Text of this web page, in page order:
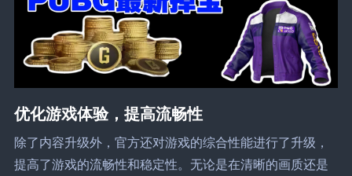
优化游戏体验，提高流畅性
除了内容升级外，官方还对游戏的综合性能进行了升级，
提高了游戏的流畅性和稳定性。无论是在清晰的画质还是